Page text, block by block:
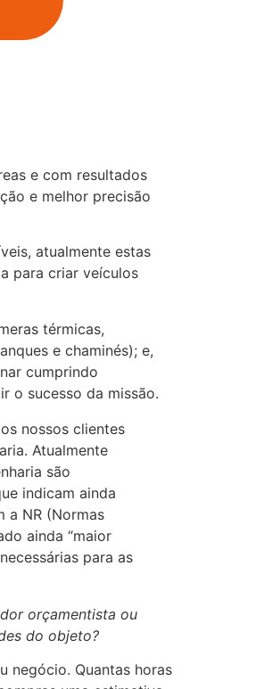
e com resultados
e melhor precisão
atualmente estas
para criar veículos
térmicas,
e chaminés); e,
cumprindo
o sucesso da missão.
nossos clientes
Atualmente
são
indicam ainda
a NR (Normas
ainda “maior
para as
orçamentista ou
do objeto?
negócio. Quantas horas